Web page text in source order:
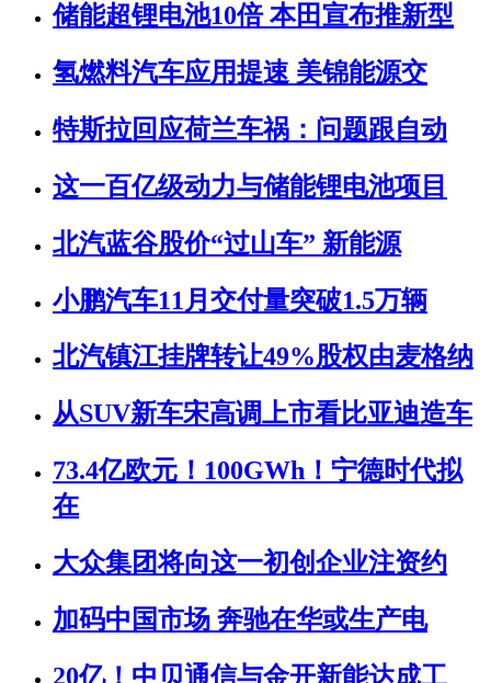
储能超锂电池10倍 本田宣布推新型
氢燃料汽车应用提速 美锦能源交
特斯拉回应荷兰车祸：问题跟自动
这一百亿级动力与储能锂电池项目
北汽蓝谷股价“过山车” 新能源
小鹏汽车11月交付量突破1.5万辆
北汽镇江挂牌转让49%股权由麦格纳
从SUV新车宋高调上市看比亚迪造车
73.4亿欧元！100GWh！宁德时代拟
在
大众集团将向这一初创企业注资约
加码中国市场 奔驰在华或生产电
20亿！中贝通信与金开新能达成工